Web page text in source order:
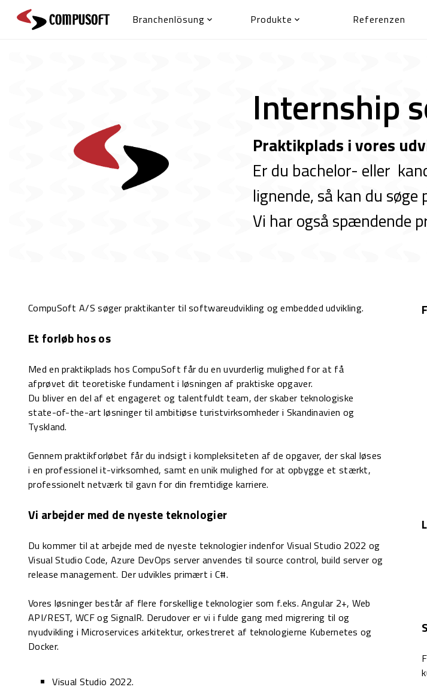
Branchenlösung  Produkte  Referenzen
Internship
Praktikplads i vores
Er du bachelor- eller
lignende, så kan du
Vi har også spændende
CompuSoft A/S søger praktikanter til softwareudvikling og embedded udvikling.
Et forløb hos os
Med en praktikplads hos CompuSoft får du en uvurderlig mulighed for at få
afprøvet dit teoretiske fundament i løsningen af praktiske opgaver.
Du bliver en del af et engageret og talentfuldt team, der skaber teknologiske
state-of-the-art løsninger til ambitiøse turistvirksomheder i Skandinavien og
Tyskland.
Gennem praktikforløbet får du indsigt i kompleksiteten af de opgaver, der skal løses
i en professionel it-virksomhed, samt en unik mulighed for at opbygge et stærkt,
professionelt netværk til gavn for din fremtidige karriere.
Vi arbejder med de nyeste teknologier
Du kommer til at arbejde med de nyeste teknologier indenfor Visual Studio 2022 og
Visual Studio Code, Azure DevOps server anvendes til source control, build server og
release management. Der udvikles primært i C#.
Vores løsninger består af flere forskellige teknologier som f.eks. Angular 2+, Web
API/REST, WCF og SignalR. Derudover er vi i fulde gang med migrering til og
nyudvikling i Microservices arkitektur, orkestreret af teknologierne Kubernetes og
Docker.
Visual Studio 2022.